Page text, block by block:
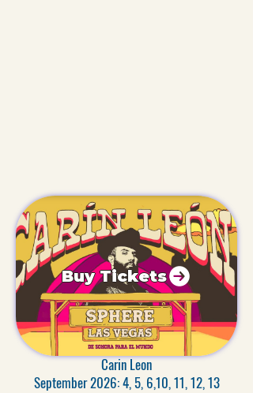
Buy Tickets
Carin Leon
September 2026: 4, 5, 6,10, 11, 12, 13